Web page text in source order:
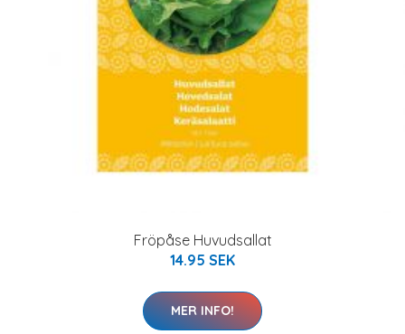
Fröpåse Huvudsallat
14.95 SEK
MER INFO!